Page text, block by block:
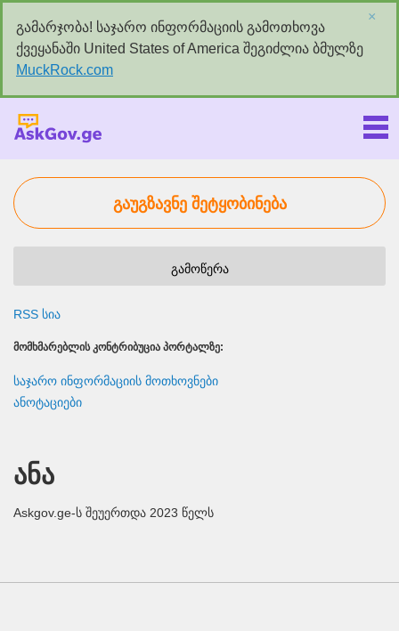
გამარჯობა! საჯარო ინფორმაციის გამოთხოვა
ქვეყანაში United States of America შეგიძლია ბმულზე
MuckRock.com
×
გაუგზავნე შეტყობინება
გამოწერა
RSS სია
ᲛᲝᲛᲮᲛᲐᲠᲔᲑᲚᲘᲡ ᲙᲝᲜᲢᲠᲘᲑᲣᲪᲘᲐ ᲞᲝᲠᲢᲐᲚᲖᲔ:
საჯარო ინფორმაციის მოთხოვნები
ანოტაციები
ანა
Askgov.ge-ს შეუერთდა 2023 წელს